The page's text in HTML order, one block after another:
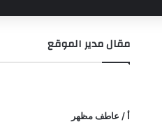
مقال مدير الموقع
أ / عاطف مظهر